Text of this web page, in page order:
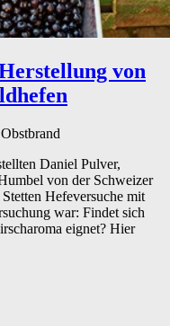
von
Obstbrand
Daniel Pulver,
von der Schweizer
Hefeversuche mit
war: Findet sich
eignet? Hier